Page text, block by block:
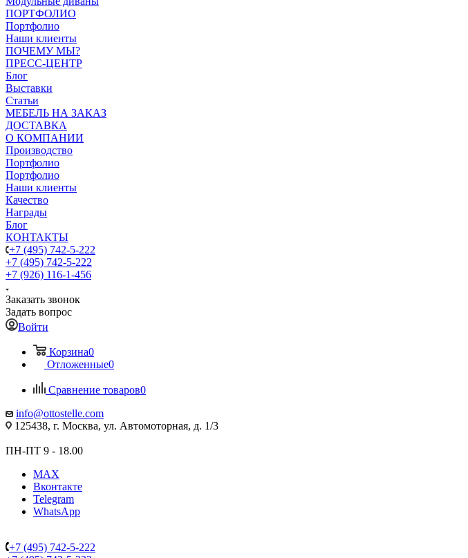
ПОРТФОЛИО
Портфолио
Наши клиенты
ПОЧЕМУ МЫ?
ПРЕСС-ЦЕНТР
Блог
Выставки
Статьи
МЕБЕЛЬ НА ЗАКАЗ
ДОСТАВКА
О КОМПАНИИ
Производство
Портфолио
Портфолио
Наши клиенты
Качество
Награды
Блог
КОНТАКТЫ
+7 (495) 742-5-222
+7 (495) 742-5-222
+7 (926) 116-1-456
Заказать звонок
Задать вопрос
Войти
Корзина0
Отложенные0
Сравнение товаров0
info@ottostelle.com
125438, г. Москва, ул. Автомоторная, д. 1/3
ПН-ПТ 9 - 18.00
MAX
Вконтакте
Telegram
WhatsApp
+7 (495) 742-5-222